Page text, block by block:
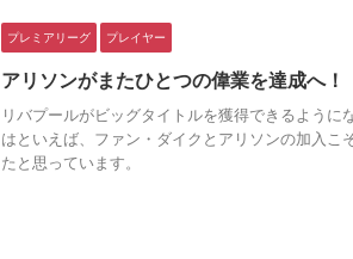
プレミアリーグ プレイヤー
アリソンがまたひとつの偉業を達成へ！
リバプールがビッグタイトルを獲得できるように
はといえば、ファン・ダイクとアリソンの加入こ
たと思っています。